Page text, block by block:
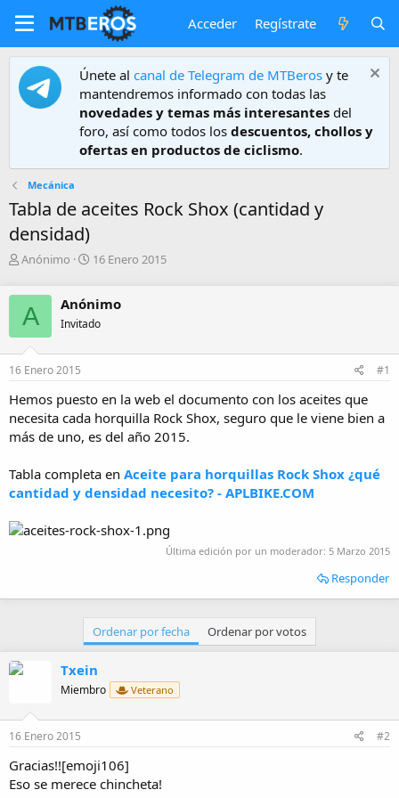
Acceder Regístrate
Únete al canal de Telegram de MTBeros y te
mantendremos informado con todas las
novedades y temas más interesantes del
foro, así como todos los descuentos, chollos y
ofertas en productos de ciclismo.
Mecánica
Tabla de aceites Rock Shox (cantidad y
densidad)
A
r
Anónimo
F
h
a
e
i
c
i
16 Enero 2015
A Anónimo
Invitado
16 Enero 2015 #1
Hemos puesto en la web el documento con los aceites que
necesita cada horquilla Rock Shox, seguro que le viene bien a
más de uno, es del año 2015.
Tabla completa en Aceite para horquillas Rock Shox ¿qué
cantidad y densidad necesito? - APLBIKE.COM
Última edición por un moderador: 5 Marzo 2015
Responder
Ordenar por fecha Ordenar por votos
Txein
Miembro Veterano
16 Enero 2015 #2
Gracias!![emoji106]
Eso se merece chincheta!